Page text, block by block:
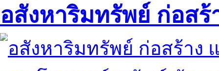
อสังหาริมทรัพย์ ก่อส